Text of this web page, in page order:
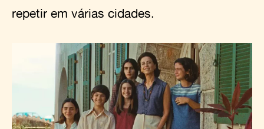
repetir em várias cidades.